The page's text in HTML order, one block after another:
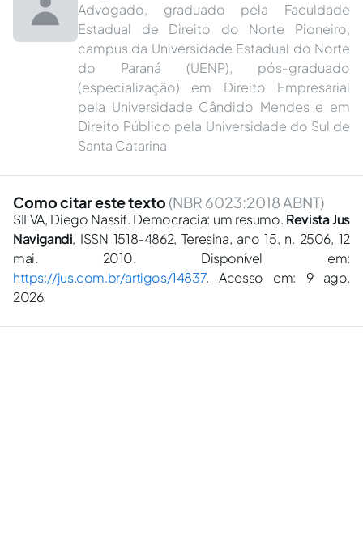
Advogado, graduado pela Faculdade
Estadual de Direito do Norte Pioneiro,
campus da Universidade Estadual do Norte
do Paraná (UENP), pós-graduado
(especialização) em Direito Empresarial
pela Universidade Cândido Mendes e em
Direito Público pela Universidade do Sul de
Santa Catarina
Como citar este texto (NBR 6023:2018 ABNT)
SILVA, Diego Nassif. Democracia: um resumo. Revista Jus
Navigandi, ISSN 1518-4862, Teresina, ano 15, n. 2506, 12
mai. 2010. Disponível em:
https://jus.com.br/artigos/14837. Acesso em: 9 ago.
2026.